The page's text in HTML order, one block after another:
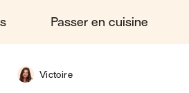
Passer en cuisine
Victoire